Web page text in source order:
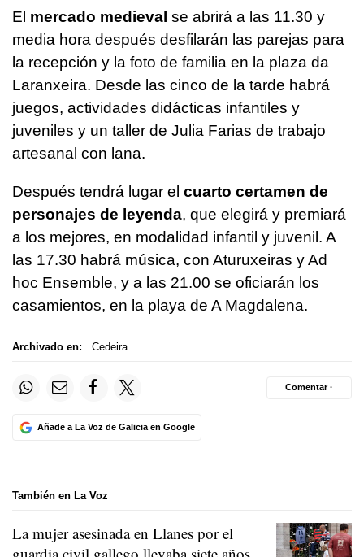
El mercado medieval se abrirá a las 11.30 y
media hora después desfilarán las parejas para
la recepción y la foto de familia en la plaza da
Laranxeira. Desde las cinco de la tarde habrá
juegos, actividades didácticas infantiles y
juveniles y un taller de Julia Farias de trabajo
artesanal con lana.
Después tendrá lugar el cuarto certamen de
personajes de leyenda, que elegirá y premiará
a los mejores, en modalidad infantil y juvenil. A
las 17.30 habrá música, con Aturuxeiras y Ad
hoc Ensemble, y a las 21.00 se oficiarán los
casamientos, en la playa de A Magdalena.
Archivado en: Cedeira
Añade a La Voz de Galicia en Google
Comentar ·
También en La Voz
La mujer asesinada en Llanes por el
guardia civil gallego llevaba siete años